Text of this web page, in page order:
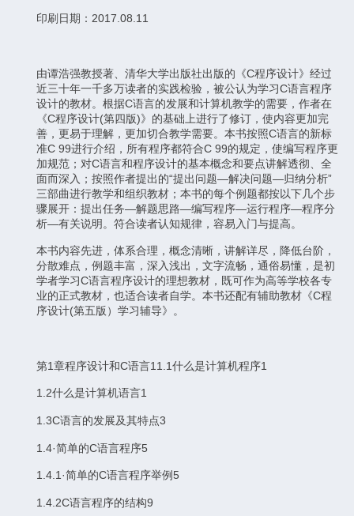
印刷日期：2017.08.11
由谭浩强教授著、清华大学出版社出版的《C程序设计》经过
近三十年一千多万读者的实践检验，被公认为学习C语言程序
设计的教材。根据C语言的发展和计算机教学的需要，作者在
《C程序设计(第四版)》的基础上进行了修订，使内容更加完
善，更易于理解，更加切合教学需要。本书按照C语言的新标
准C 99进行介绍，所有程序都符合C 99的规定，使编写程序更
加规范；对C语言和程序设计的基本概念和要点讲解透彻、全
面而深入；按照作者提出的“提出问题—解决问题—归纳分析”
三部曲进行教学和组织教材；本书的每个例题都按以下几个步
骤展开：提出任务—解题思路—编写程序—运行程序—程序分
析—有关说明。符合读者认知规律，容易入门与提高。
本书内容先进，体系合理，概念清晰，讲解详尽，降低台阶，
分散难点，例题丰富，深入浅出，文字流畅，通俗易懂，是初
学者学习C语言程序设计的理想教材，既可作为高等学校各专
业的正式教材，也适合读者自学。本书还配有辅助教材《C程
序设计(第五版）学习辅导》。
第1章程序设计和C语言11.1什么是计算机程序1
1.2什么是计算机语言1
1.3C语言的发展及其特点3
1.4·简单的C语言程序5
1.4.1·简单的C语言程序举例5
1.4.2C语言程序的结构9